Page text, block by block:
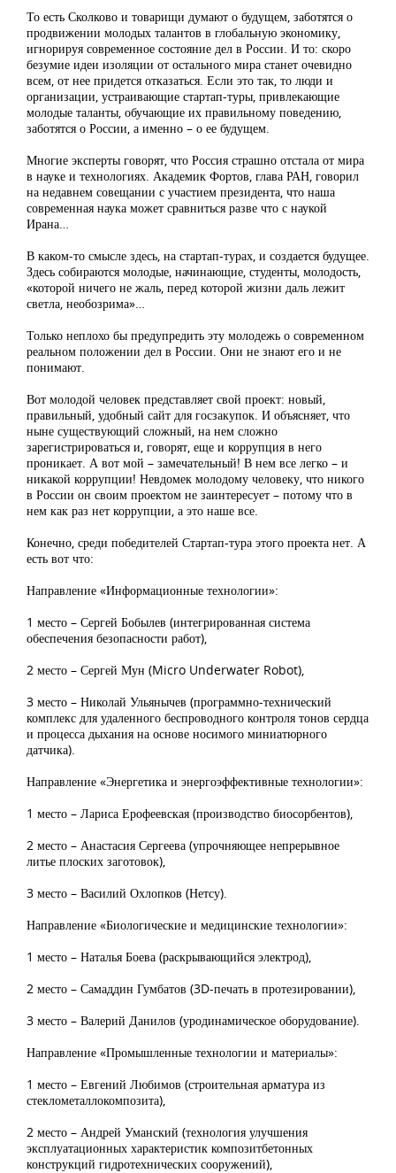
То есть Сколково и товарищи думают о будущем, заботятся о
продвижении молодых талантов в глобальную экономику,
игнорируя современное состояние дел в России. И то: скоро
безумие идеи изоляции от остального мира станет очевидно
всем, от нее придется отказаться. Если это так, то люди и
организации, устраивающие стартап-туры, привлекающие
молодые таланты, обучающие их правильному поведению,
заботятся о России, а именно – о ее будущем.
Многие эксперты говорят, что Россия страшно отстала от мира
в науке и технологиях. Академик Фортов, глава РАН, говорил
на недавнем совещании с участием президента, что наша
современная наука может сравниться разве что с наукой
Ирана…
В каком-то смысле здесь, на стартап-турах, и создается будущее.
Здесь собираются молодые, начинающие, студенты, молодость,
«которой ничего не жаль, перед которой жизни даль лежит
светла, необозрима»…
Только неплохо бы предупредить эту молодежь о современном
реальном положении дел в России. Они не знают его и не
понимают.
Вот молодой человек представляет свой проект: новый,
правильный, удобный сайт для госзакупок. И объясняет, что
ныне существующий сложный, на нем сложно
зарегистрироваться и, говорят, еще и коррупция в него
проникает. А вот мой – замечательный! В нем все легко – и
никакой коррупции! Невдомек молодому человеку, что никого
в России он своим проектом не заинтересует – потому что в
нем как раз нет коррупции, а это наше все.
Конечно, среди победителей Стартап-тура этого проекта нет. А
есть вот что:
Направление «Информационные технологии»:
1 место – Сергей Бобылев (интегрированная система
обеспечения безопасности работ),
2 место – Сергей Мун (Micro Underwater Robot),
3 место – Николай Ульянычев (программно-технический
комплекс для удаленного беспроводного контроля тонов сердца
и процесса дыхания на основе носимого миниатюрного
датчика).
Направление «Энергетика и энергоэффективные технологии»:
1 место – Лариса Ерофеевская (производство биосорбентов),
2 место – Анастасия Сергеева (упрочняющее непрерывное
литье плоских заготовок),
3 место – Василий Охлопков (Нетсу).
Направление «Биологические и медицинские технологии»:
1 место – Наталья Боева (раскрывающийся электрод),
2 место – Самаддин Гумбатов (3D-печать в протезировании),
3 место – Валерий Данилов (уродинамическое оборудование).
Направление «Промышленные технологии и материалы»:
1 место – Евгений Любимов (строительная арматура из
стеклометаллокомпозита),
2 место – Андрей Уманский (технология улучшения
эксплуатационных характеристик композитбетонных
конструкций гидротехнических сооружений),